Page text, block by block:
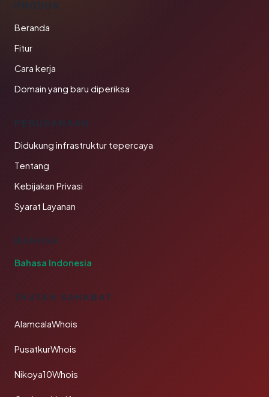
PRODUK
Beranda
Fitur
Cara kerja
Domain yang baru diperiksa
PERUSAHAAN
Didukung infrastruktur tepercaya
Tentang
Kebijakan Privasi
Syarat Layanan
BAHASA
Bahasa Indonesia
TAUTAN SAHABAT
AlamcalaWhois
PusatkurWhois
Nikoya10Whois